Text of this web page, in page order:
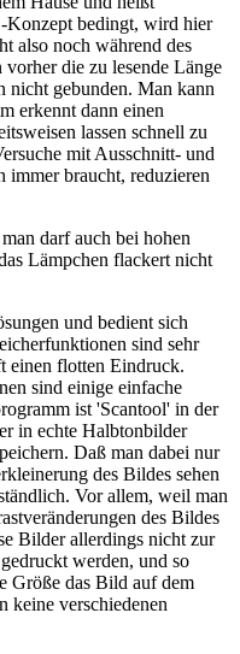
Konzept bedingt, wird hier
also noch während des
die zu lesende Länge
nicht gebunden. Man kann
erkennt dann einen
lassen schnell zu
mit Ausschnitt- und
braucht, reduzieren
darf auch bei hohen
Lämpchen flackert nicht
und bedient sich
sind sehr
einen flotten Eindruck.
sind einige einfache
ist 'Scantool' in der
in echte Halbtonbilder
Daß man dabei nur
des Bildes sehen
Vor allem, weil man
des Bildes
Bilder allerdings nicht zur
werden, und so
Größe das Bild auf dem
keine verschiedenen